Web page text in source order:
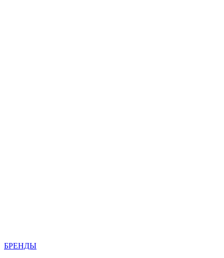
БРЕНДЫ